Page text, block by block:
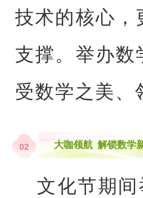
技术的核心，
支撑。举办
受数学之美、
02 大咖领航 解锁数学
文化节期